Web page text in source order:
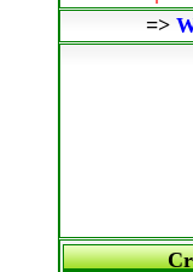
=>